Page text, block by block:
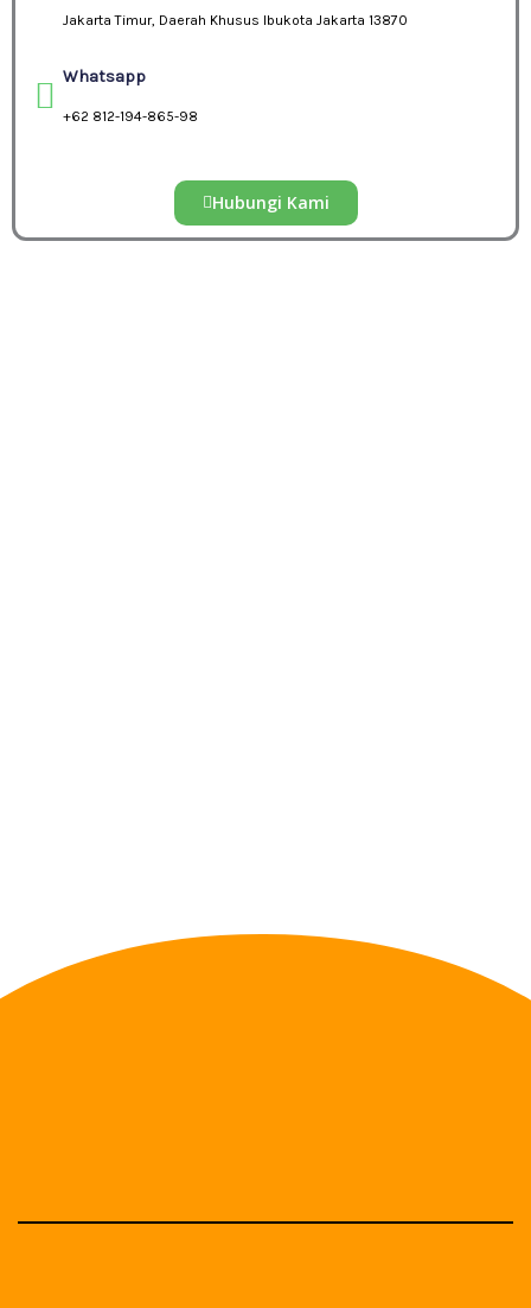
Jakarta Timur, Daerah Khusus Ibukota Jakarta 13870
Whatsapp
+62 812-194-865-98
Hubungi Kami